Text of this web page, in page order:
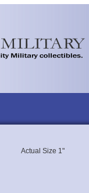
Actual Size 1"